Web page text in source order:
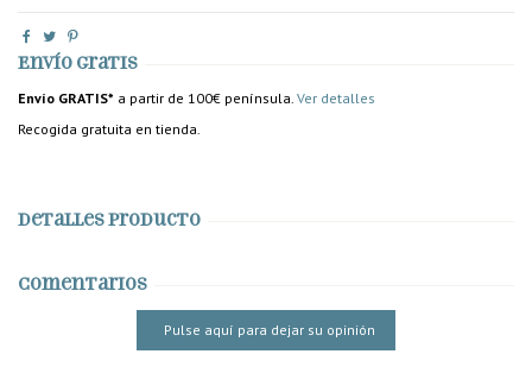
Envío gratis
Envío GRATIS* a partir de 100€ península. Ver detalles
Recogida gratuita en tienda.
Detalles producto
Comentarios
Pulse aquí para dejar su opinión